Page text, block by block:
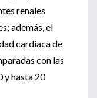
renales
además, el
cardiaca de
con las
y hasta 20